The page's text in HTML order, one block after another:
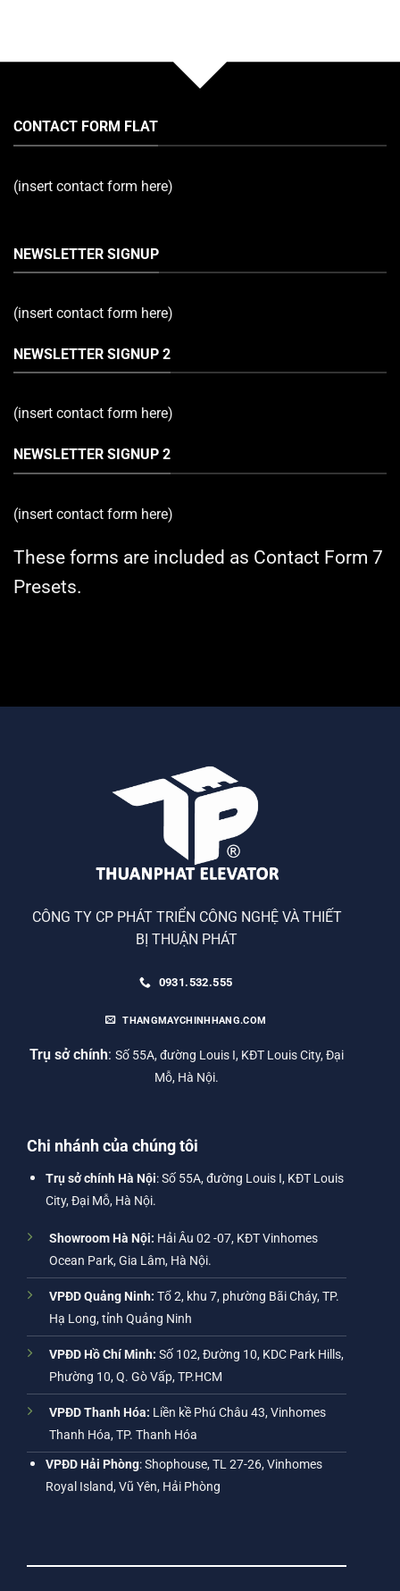
CONTACT FORM FLAT
(insert contact form here)
NEWSLETTER SIGNUP
(insert contact form here)
NEWSLETTER SIGNUP 2
(insert contact form here)
NEWSLETTER SIGNUP 2
(insert contact form here)
These forms are included as Contact Form 7
Presets.
CÔNG TY CP PHÁT TRIỂN CÔNG NGHỆ VÀ THIẾT
BỊ THUẬN PHÁT
0931.532.555
THANGMAYCHINHHANG.COM
Trụ sở chính: Số 55A, đường Louis I, KĐT Louis City, Đại
Mỗ, Hà Nội.
Chi nhánh của chúng tôi
Trụ sở chính Hà Nội: Số 55A, đường Louis I, KĐT Louis
City, Đại Mỗ, Hà Nội.
Showroom Hà Nội: Hải Âu 02 -07, KĐT Vinhomes
Ocean Park, Gia Lâm, Hà Nội.
VPĐD Quảng Ninh: Tổ 2, khu 7, phường Bãi Cháy, TP.
Hạ Long, tỉnh Quảng Ninh
VPĐD Hồ Chí Minh: Số 102, Đường 10, KDC Park Hills,
Phường 10, Q. Gò Vấp, TP.HCM
VPĐD Thanh Hóa: Liền kề Phú Châu 43, Vinhomes
Thanh Hóa, TP. Thanh Hóa
VPĐD Hải Phòng: Shophouse, TL 27-26, Vinhomes
Royal Island, Vũ Yên, Hải Phòng